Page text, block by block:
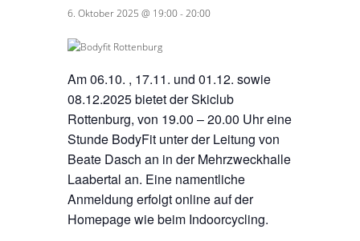
6. Oktober 2025 @ 19:00-20:00
Am 06.10. , 17.11. und 01.12. sowie
08.12.2025 bietet der Skiclub
Rottenburg, von 19.00 – 20.00 Uhr eine
Stunde BodyFit unter der Leitung von
Beate Dasch an in der Mehrzweckhalle
Laabertal an. Eine namentliche
Anmeldung erfolgt online auf der
Homepage wie beim Indoorcycling.